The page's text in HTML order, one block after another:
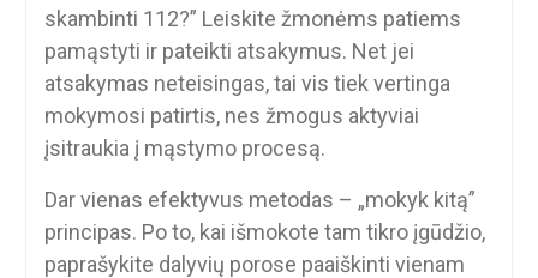
skambinti 112?” Leiskite žmonėms patiems
pamąstyti ir pateikti atsakymus. Net jei
atsakymas neteisingas, tai vis tiek vertinga
mokymosi patirtis, nes žmogus aktyviai
įsitraukia į mąstymo procesą.
Dar vienas efektyvus metodas – „mokyk kitą”
principas. Po to, kai išmokote tam tikro įgūdžio,
paprašykite dalyvių porose paaiškinti vienam